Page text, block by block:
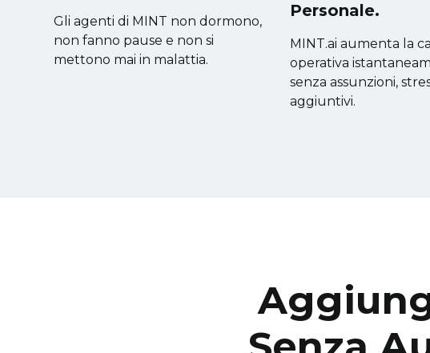
Gli agenti di MINT non dormono,
non fanno pause e non si
mettono mai in malattia.
Personale.
MINT.ai aumenta la
operativa
senza assunzioni,
aggiuntivi.